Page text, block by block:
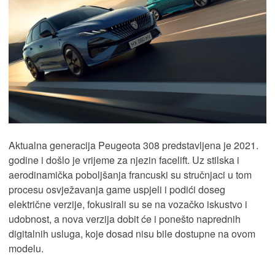
Aktualna generacija Peugeota 308 predstavljena je 2021.
godine i došlo je vrijeme za njezin facelift. Uz stilska i
aerodinamička poboljšanja francuski su stručnjaci u tom
procesu osvježavanja game uspjeli i podići doseg
električne verzije, fokusirali su se na vozačko iskustvo i
udobnost, a nova verzija dobit će i ponešto naprednih
digitalnih usluga, koje dosad nisu bile dostupne na ovom
modelu.